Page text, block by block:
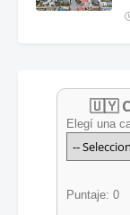
🇺🇾
Elegí una
Puntaje: 0